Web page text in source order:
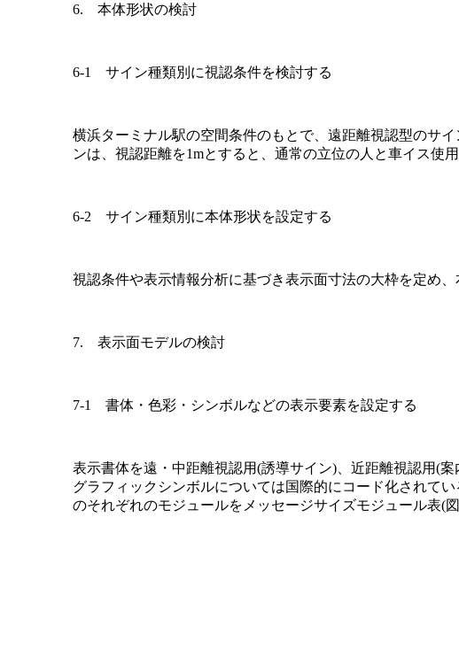
6. 本体形状の検討
6-1 サイン種類別に視認条件を検討する
横浜ターミナル駅の空間条件のもとで、遠距離視認型のサ
ンは、視認距離を1mとすると、通常の立位の人と車イス使
6-2 サイン種類別に本体形状を設定する
視認条件や表示情報分析に基づき表示面寸法の大枠を定め
7. 表示面モデルの検討
7-1 書体・色彩・シンボルなどの表示要素を設定する
表示書体を遠・中距離視認用(誘導サイン)、近距離視認用(
グラフィックシンボルについては国際的にコード化されて
のそれぞれのモジュールをメッセージサイズモジュール表(